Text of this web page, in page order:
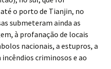
o porto de Tianjin, no
submeteram ainda as
à profanação de locais
nacionais, a estupros, a
criminosos e ao